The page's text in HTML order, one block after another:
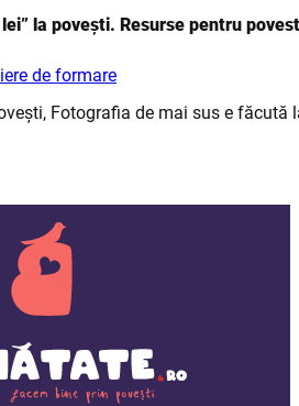
lei” la povești. Resurse pentru
de formare
Fotografia de mai sus e